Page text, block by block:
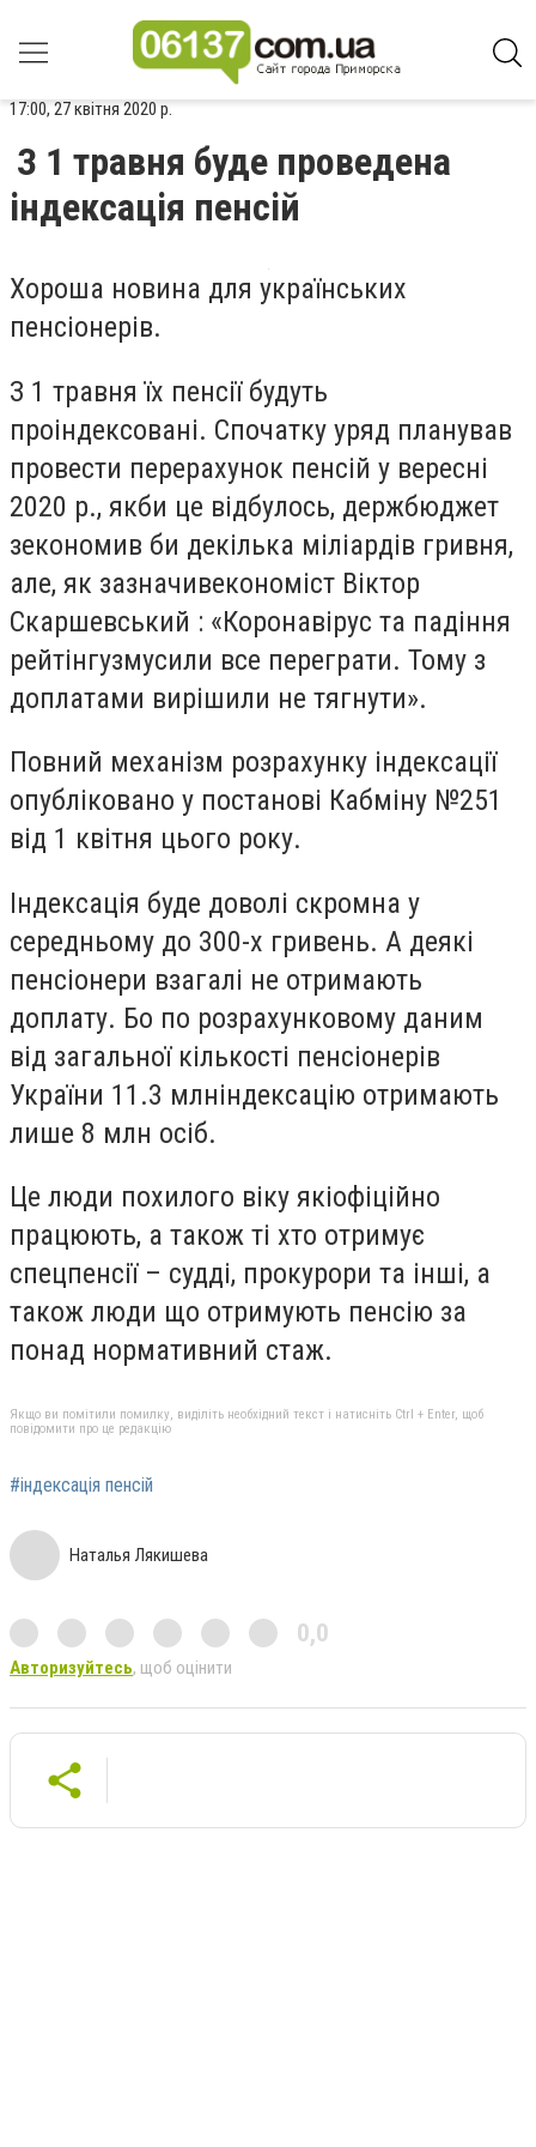
17:00, 27 квітня 2020 р.
З 1 травня буде проведена
індексація пенсій
Хороша новина для українських
пенсіонерів.
З 1 травня їх пенсії будуть
проіндексовані. Спочатку уряд планував
провести перерахунок пенсій у вересні
2020 р., якби це відбулось, держбюджет
зекономив би декілька міліардів гривня,
але, як зазначивекономіст Віктор
Скаршевський : «Коронавірус та падіння
рейтінгузмусили все переграти. Тому з
доплатами вирішили не тягнути».
Повний механізм розрахунку індексації
опубліковано у постанові Кабміну №251
від 1 квітня цього року.
Індексація буде доволі скромна у
середньому до 300-х гривень. А деякі
пенсіонери взагалі не отримають
доплату. Бо по розрахунковому даним
від загальної кількості пенсіонерів
України 11.3 млніндексацію отримають
лише 8 млн осіб.
Це люди похилого віку якіофіційно
працюють, а також ті хто отримує
спецпенсії – судді, прокурори та інші, а
також люди що отримують пенсію за
понад нормативний стаж.
Якщо ви помітили помилку, виділіть необхідний текст і натисніть Ctrl + Enter, щоб
повідомити про це редакцію
#індексація пенсій
Наталья Лякишева
0,0
Авторизуйтесь, щоб оцінити